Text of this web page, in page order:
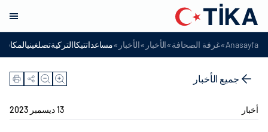
Anasayfa
»غرفة الصحافة»الأخبار »الأخبار »
جميع الأخبار
أخبار 13 ديسمبر 2023